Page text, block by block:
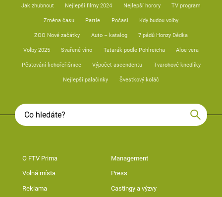
Jak zhubnout Nejlepší filmy 2024 Nejlepší horory TV program
Změna času Partie Počasí Kdy budou volby
ZOO Nové začátky Auto – katalog 7 pádů Honzy Dědka
Volby 2025 Svařené víno Tatarák podle Pohlreicha Aloe vera
Pěstování lichořeřišnice Výpočet ascendentu Tvarohové knedlíky
Nejlepší palačinky Švestkový koláč
O FTV Prima Management
Volná místa Press
Reklama Castingy a výzvy